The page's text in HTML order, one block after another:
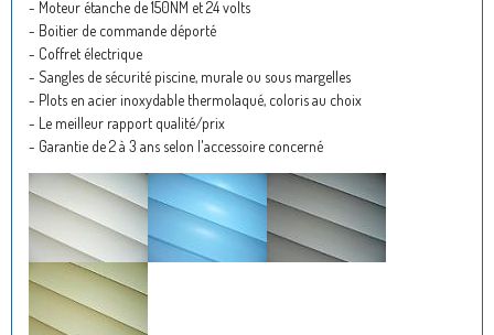
- Moteur étanche de 150NM et 24 volts
- Boitier de commande déporté
- Coffret électrique
- Sangles de sécurité piscine, murale ou sous margelles
- Plots en acier inoxydable thermolaqué, coloris au choix
- Le meilleur rapport qualité/prix
- Garantie de 2 à 3 ans selon l'accessoire concerné